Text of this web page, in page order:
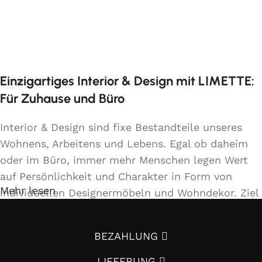
Esszimmer ein und verleiht dem Raum eine
stilvolle und einladende Atmosphäre.
Einfache Ausklappfunktion: Synchronisierte
Mechanik mit integrierter Einlegeplatte.
Robuste Konstruktion: Drei verbundene Beine
für maximale Stabilität.
massivem Eichenholz.
Einzigartiges Interior & Design mit LIMETTE:
Für Zuhause und Büro
Interior & Design sind fixe Bestandteile unseres
Wohnens, Arbeitens und Lebens. Egal ob daheim
oder im Büro, immer mehr Menschen legen Wert
auf Persönlichkeit und Charakter in Form von
individuellen Designermöbeln und Wohndekor. Ziel
Designkonzepten folgend – von der Masse
Mehr lesen
BEZAHLUNG